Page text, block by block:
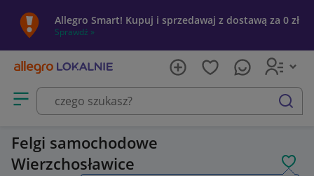
Allegro Smart! Kupuj i sprzedawaj z dostawą za 0 zł
Sprawdź »
Otwórz menu z kategoriami
szukaj
Felgi samochodowe
Wierzchosławice